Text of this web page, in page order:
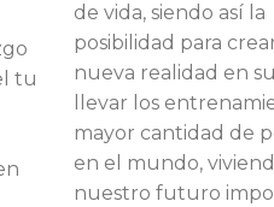
tu
de vida, siendo así la
posibilidad para
nueva realidad en
llevar los
mayor cantidad de
en el mundo,
nuestro futuro